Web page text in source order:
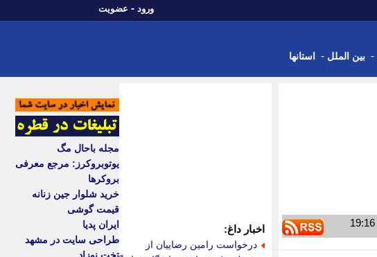
ورود - عضویت
- بین الملل - استانها
اخبار داغ:
درخواست رامین رضاییان از
مجله باحال مگ
یوتوبروکرز: مرجع معرفی
بروکرها
خرید شلوار جین زنانه
قیمت گوشی
ایران پدیا
طراحی سایت در مشهد